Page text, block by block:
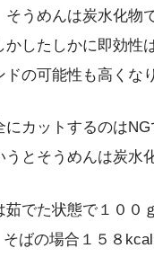
そうめんは炭水化物
かしたしかに即効性
の可能性も高くな
にカットするのは
とそうめんは炭水
茹でた状態で１００
ばの場合１５８